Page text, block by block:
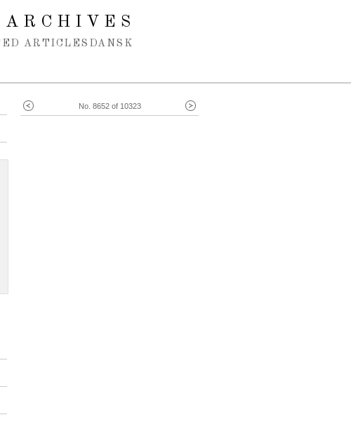
ARTICLES DANSK
No. 8652 of 10323